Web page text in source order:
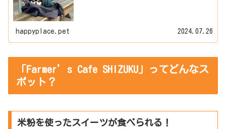
happyplace.pet 2024.07.26
「Farmer’s Cafe SHIZUKU」ってどんなス
ポット？
米粉を使ったスイーツが食べられる！